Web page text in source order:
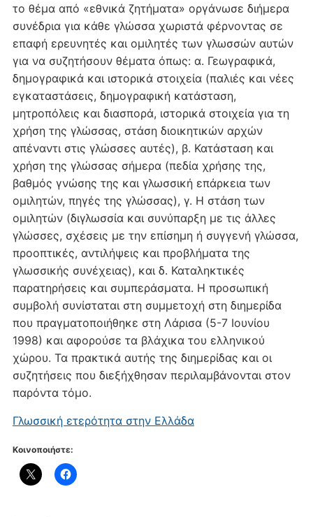
το θέμα από «εθνικά ζητήματα» οργάνωσε διήμερα
συνέδρια για κάθε γλώσσα χωριστά φέρνοντας σε
επαφή ερευνητές και ομιλητές των γλωσσών αυτών
για να συζητήσουν θέματα όπως: α. Γεωγραφικά,
δημογραφικά και ιστορικά στοιχεία (παλιές και νέες
εγκαταστάσεις, δημογραφική κατάσταση,
μητροπόλεις και διασπορά, ιστορικά στοιχεία για τη
χρήση της γλώσσας, στάση διοικητικών αρχών
απέναντι στις γλώσσες αυτές), β. Κατάσταση και
χρήση της γλώσσας σήμερα (πεδία χρήσης της,
βαθμός γνώσης της και γλωσσική επάρκεια των
ομιλητών, πηγές της γλώσσας), γ. Η στάση των
ομιλητών (διγλωσσία και συνύπαρξη με τις άλλες
γλώσσες, σχέσεις με την επίσημη ή συγγενή γλώσσα,
προοπτικές, αντιλήψεις και προβλήματα της
γλωσσικής συνέχειας), και δ. Καταληκτικές
παρατηρήσεις και συμπεράσματα. Η προσωπική
συμβολή συνίσταται στη συμμετοχή στη διημερίδα
που πραγματοποιήθηκε στη Λάρισα (5-7 Ιουνίου
1998) και αφορούσε τα βλάχικα του ελληνικού
χώρου. Τα πρακτικά αυτής της διημερίδας και οι
συζητήσεις που διεξήχθησαν περιλαμβάνονται στον
παρόντα τόμο.
Γλωσσική ετερότητα στην Ελλάδα
Κοινοποιήστε: